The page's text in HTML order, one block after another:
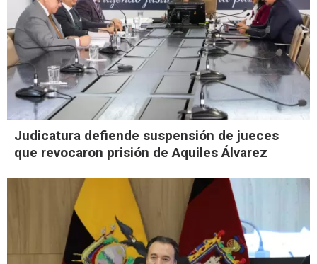
Judicatura defiende suspensión de jueces
que revocaron prisión de Aquiles Álvarez